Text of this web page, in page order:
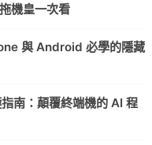
機皇一次看
與 Android 必學的隱藏
南：顛覆終端機的 AI 程